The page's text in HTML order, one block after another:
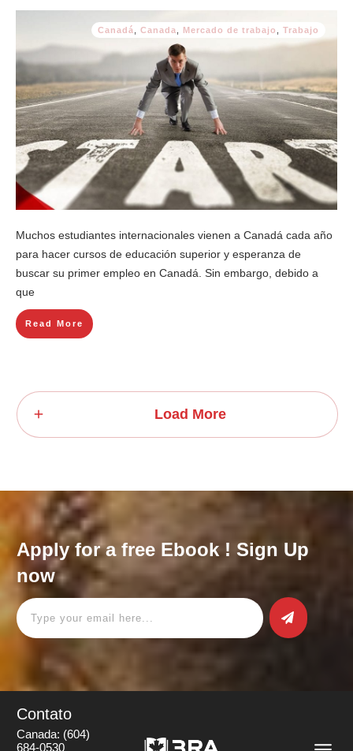
Canadá Canada Mercado de trabajo Trabajo
Muchos estudiantes internacionales vienen a Canadá cada año
para hacer cursos de educación superior y esperanza de
buscar su primer empleo en Canadá. Sin embargo, debido a
que
Read More
Load More
Apply for a free Ebook ! Sign Up
now
Contato
Canada: (604)
684-0530